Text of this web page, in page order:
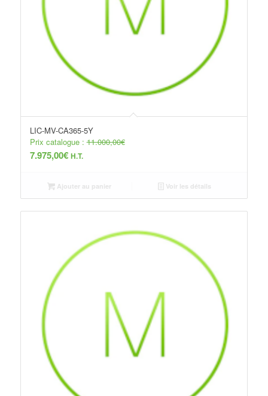
LIC-MV-CA365-5Y
Prix catalogue :11.000,00€
7.975,00€ H.T.
Ajouter au panier Voir les détails